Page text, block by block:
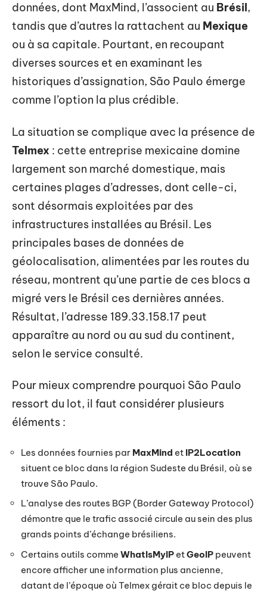
données, dont MaxMind, l’associent au Brésil,
tandis que d’autres la rattachent au Mexique
ou à sa capitale. Pourtant, en recoupant
diverses sources et en examinant les
historiques d’assignation, São Paulo émerge
comme l’option la plus crédible.
La situation se complique avec la présence de
Telmex : cette entreprise mexicaine domine
largement son marché domestique, mais
certaines plages d’adresses, dont celle-ci,
sont désormais exploitées par des
infrastructures installées au Brésil. Les
principales bases de données de
géolocalisation, alimentées par les routes du
réseau, montrent qu’une partie de ces blocs a
migré vers le Brésil ces dernières années.
Résultat, l’adresse 189.33.158.17 peut
apparaître au nord ou au sud du continent,
selon le service consulté.
Pour mieux comprendre pourquoi São Paulo
ressort du lot, il faut considérer plusieurs
éléments :
Les données fournies par MaxMind et IP2Location
situent ce bloc dans la région Sudeste du Brésil, où se
trouve São Paulo.
L’analyse des routes BGP (Border Gateway Protocol)
démontre que le trafic associé circule au sein des plus
grands points d’échange brésiliens.
Certains outils comme WhatIsMyIP etGeoIP peuvent
encore afficher une information plus ancienne,
datant de l’époque où Telmex gérait ce bloc depuis le